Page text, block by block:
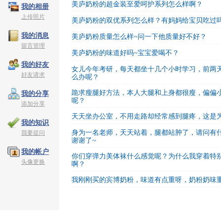
我的相册
上传照片
我的消息
留言管理
我的好友
好友请求
我的分享
添加分享
我的知识
我要提问
我的帐户
头像更换
美庐奶粉的超金装至爱呵护系列怎么样啊？
美庐奶粉的双优系列怎么样？有妈妈给宝贝吃过
美庐奶粉质量怎么样~问一下他质量好不好？
美庐奶粉的味道好吗~宝宝爱喝不？
女儿今年考研，每天都坐十几个小时学习，前两
么办呢？
跪求瘦腿好方法，本人大腿和上身都很瘦，偏偏
呢？
天天坐办公室，不用走路却经常感到腿疼，这是
身为一名老师，天天站着，腿都站肿了，请问有
谢谢了~
你们穿弹力美体袜什么感觉呢？为什么我穿着特
啊？
我刚刚买的宾博奶粉，味道有点重呀，奶粉奶味